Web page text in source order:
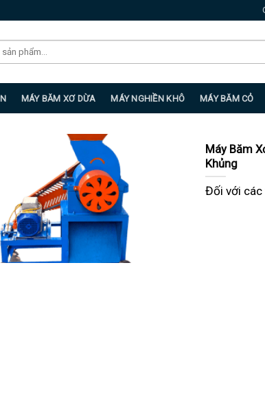
MÁY BĂM XƠ DỪA MÁY NGHIỀN KHÔ MÁY BĂM CỎ
Máy Băm
Khủng
Đối với các